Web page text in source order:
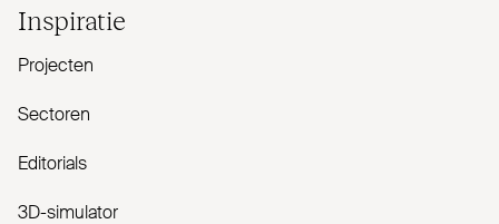
Inspiratie
Projecten
Sectoren
Editorials
3D-simulator